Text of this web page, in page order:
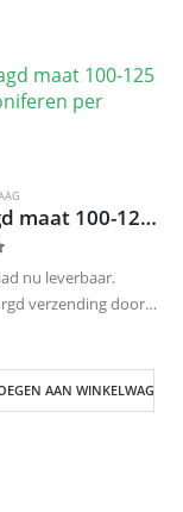
Smaragd maat 100-125 cm (3 coniferen per meter)
nu leverbaar.
verzending door
zelf ophalen op
gewenste bezorg- of
in de winkelwagen.
werkdagen.
AAN WINKELWAGEN